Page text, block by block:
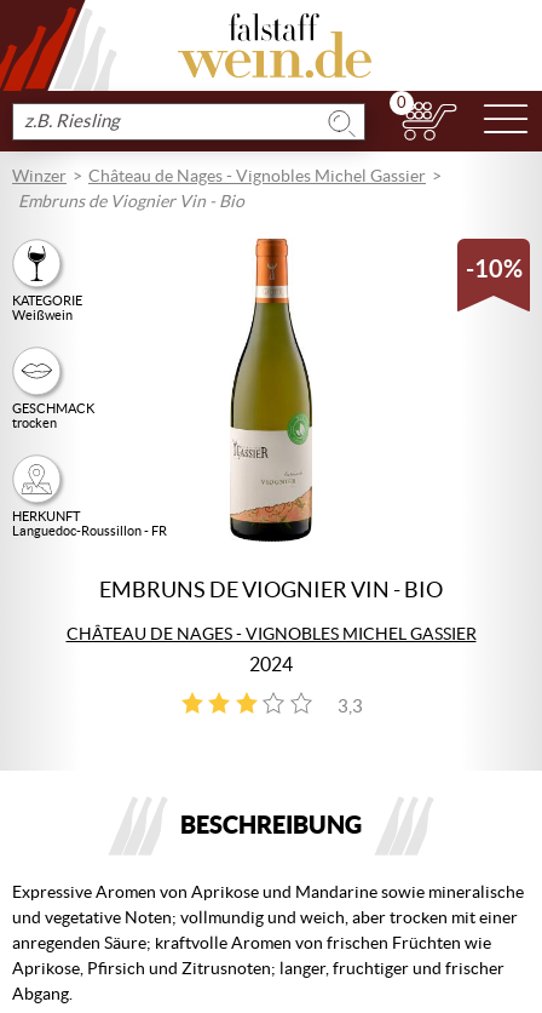
Produkt
suchen
0
Winzer
Château de Nages - Vignobles Michel Gassier
Embruns de Viognier Vin - Bio
-10%
KATEGORIE
Weißwein
GESCHMACK
trocken
HERKUNFT
Languedoc-Roussillon - FR
EMBRUNS DE VIOGNIER VIN - BIO
CHÂTEAU DE NAGES - VIGNOBLES MICHEL GASSIER
2024
3,3
3
BESCHREIBUNG
Expressive Aromen von Aprikose und Mandarine sowie mineralische
und vegetative Noten; vollmundig und weich, aber trocken mit einer
anregenden Säure; kraftvolle Aromen von frischen Früchten wie
Aprikose, Pfirsich und Zitrusnoten; langer, fruchtiger und frischer
Abgang.